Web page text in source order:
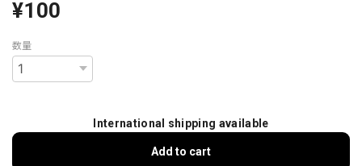
¥100
数量
International shipping available
Add to cart